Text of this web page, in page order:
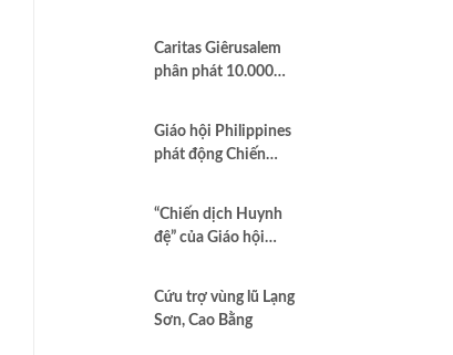
Caritas Giêrusalem
phân phát 10.000
tại Dải Gaza
Giáo hội Philippines
phát động Chiến
chống tham nhũng
và cầu nguyện cho
quốc gia
“Chiến dịch Huynh
đệ” của Giáo hội
cao nhất của Bác ái
Cứu trợ vùng lũ Lạng
Sơn, Cao Bằng